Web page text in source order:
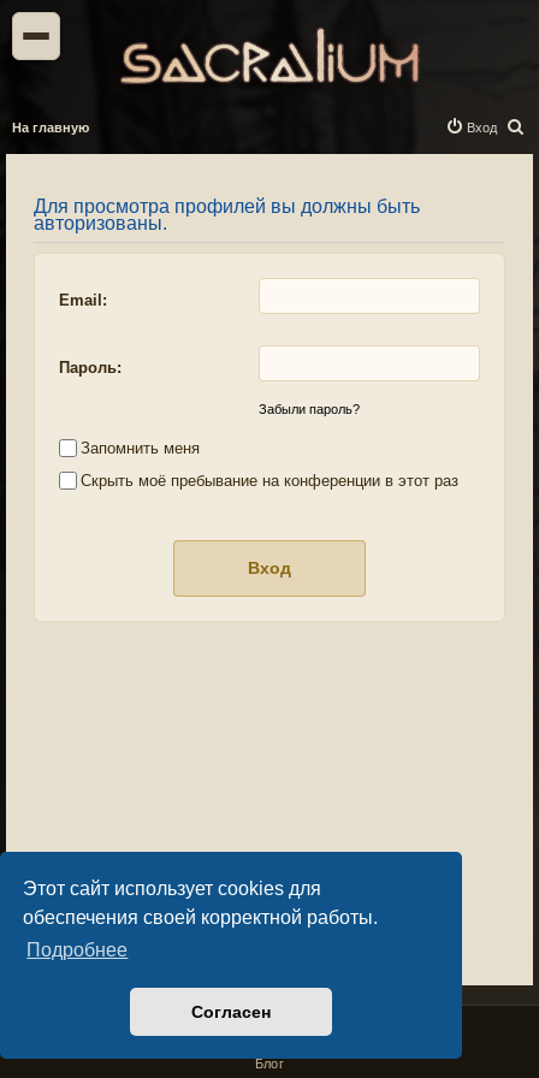
Этот сайт использует cookies для
обеспечения своей корректной работы.
Подробнее
Согласен
На главную
о
Вход
Для просмотра профилей вы должны быть
авторизованы.
Email:
Пароль:
Забыли пароль?
Запомнить меня
Скрыть моё пребывание на конференции в этот раз
Privacy PolicyLicense Agreement
Copyright © Sacralium Games 2023-
Блог